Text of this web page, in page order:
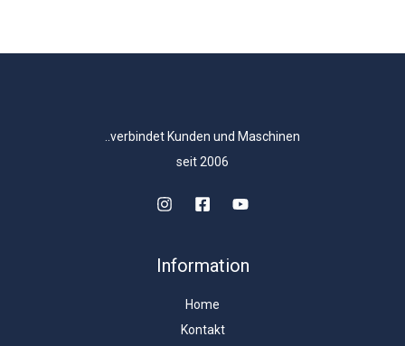
..verbindet Kunden und Maschinen
seit 2006
Information
Home
Kontakt